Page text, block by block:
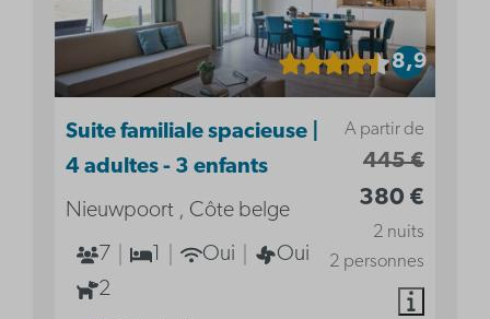
8,9
A partir de
445 €
380 €
2 nuits
2 personnes
Suite familiale spacieuse |
4 adultes - 3 enfants
Nieuwpoort , Côte belge
7
1 Oui
Oui
2